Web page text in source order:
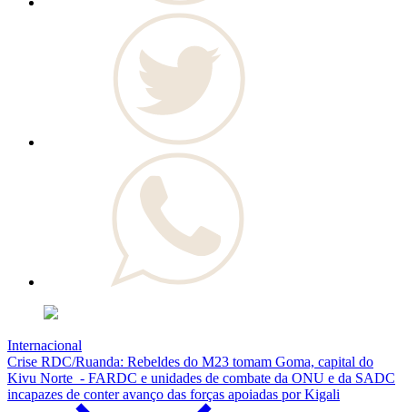
Internacional
Crise RDC/Ruanda: Rebeldes do M23 tomam Goma, capital do
Kivu Norte - FARDC e unidades de combate da ONU e da SADC
incapazes de conter avanço das forças apoiadas por Kigali